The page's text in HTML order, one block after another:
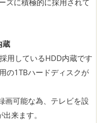
ズに積極的に採用されて
蔵
用しているHDD内蔵です
の1TBハードディスクが
画可能な為、テレビを設
来ます。